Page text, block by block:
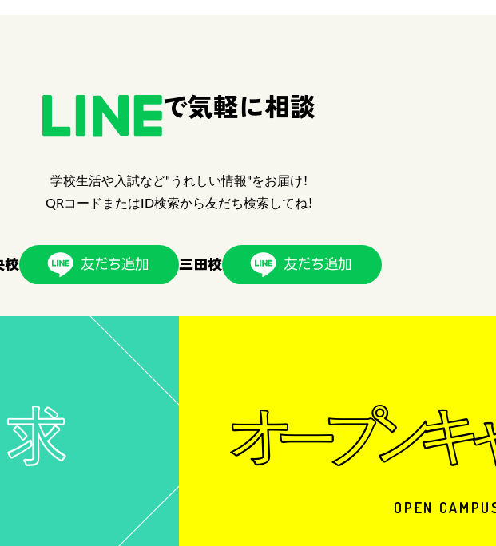
で気軽に相談
学校生活や入試など"うれしい情報"をお届け！
QRコードまたはID検索から友だち検索してね！
校 三田校
OPEN